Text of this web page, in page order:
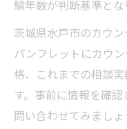
カウンセラ
極める
複数のカウ
へ
初回カウン
験年数が判断基準とな
茨城県水戸市のカウ
パンフレットにカウ
格、これまでの相談
す。事前に情報を確
問い合わせてみましょ